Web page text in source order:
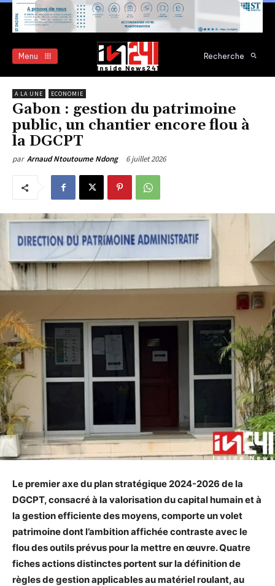
Menu Recherche
A LA UNE ECONOMIE
Gabon : gestion du patrimoine
public, un chantier encore flou à
la DGCPT
par Arnaud Ntoutoume Ndong 6 juillet 2026
Le premier axe du plan stratégique 2024-2026 de la
DGCPT, consacré à la valorisation du capital humain et à
la gestion efficiente des moyens, comporte un volet
patrimoine dont l’ambition affichée contraste avec le
flou des outils prévus pour la mettre en œuvre. Quatre
fiches actions distinctes portent sur la définition de
règles de gestion applicables au matériel roulant, au